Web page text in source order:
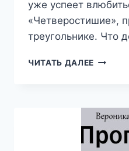
уже успеет
«Четверостишие»,
треугольнике. Что
ЧИТАТЬ ДАЛЕЕ